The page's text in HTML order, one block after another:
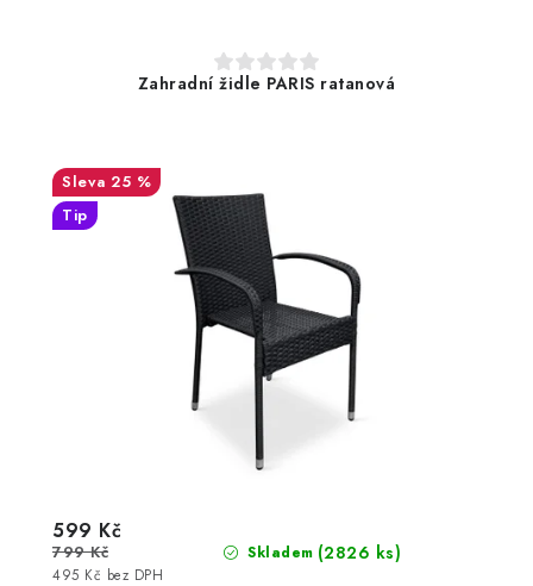
Zahradní židle PARIS ratanová
25 %
Tip
Skladem (2826 ks)
495 Kč bez DPH
599 Kč
799 Kč